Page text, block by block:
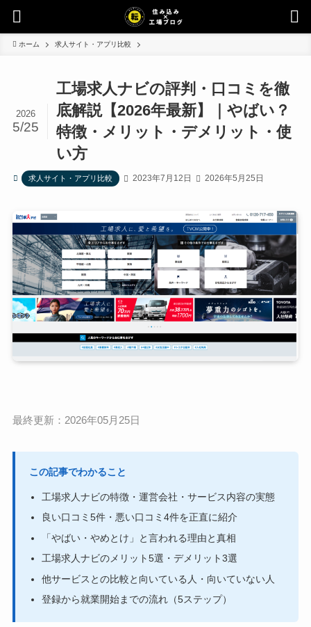
ホーム 求人サイト・アプリ比較
工場求人ナビの評判・口コミを徹
底解説【2026年最新】｜やばい？
特徴・メリット・デメリット・使
い方
2026
5/25
求人サイト・アプリ比較 2023年7月12日 2026年5月25日
最終更新：2026年05月25日
この記事でわかること
工場求人ナビの特徴・運営会社・サービス内容の実態
良い口コミ5件・悪い口コミ4件を正直に紹介
「やばい・やめとけ」と言われる理由と真相
工場求人ナビのメリット5選・デメリット3選
他サービスとの比較と向いている人・向いていない人
登録から就業開始までの流れ（5ステップ）